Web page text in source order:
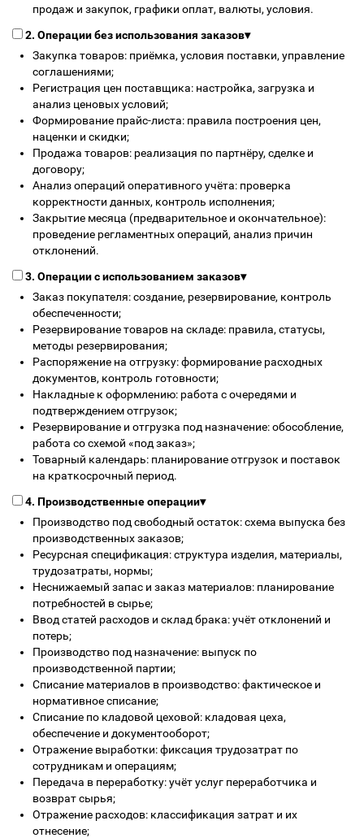
продаж и закупок, графики оплат, валюты, условия.
2. Операции без использования заказов▾
Закупка товаров: приёмка, условия поставки, управление
соглашениями;
Регистрация цен поставщика: настройка, загрузка и
анализ ценовых условий;
Формирование прайс-листа: правила построения цен,
наценки и скидки;
Продажа товаров: реализация по партнёру, сделке и
договору;
Анализ операций оперативного учёта: проверка
корректности данных, контроль исполнения;
Закрытие месяца (предварительное и окончательное):
проведение регламентных операций, анализ причин
отклонений.
3. Операции с использованием заказов▾
Заказ покупателя: создание, резервирование, контроль
обеспеченности;
Резервирование товаров на складе: правила, статусы,
методы резервирования;
Распоряжение на отгрузку: формирование расходных
документов, контроль готовности;
Накладные к оформлению: работа с очередями и
подтверждением отгрузок;
Резервирование и отгрузка под назначение: обособление,
работа со схемой «под заказ»;
Товарный календарь: планирование отгрузок и поставок
на краткосрочный период.
4. Производственные операции▾
Производство под свободный остаток: схема выпуска без
производственных заказов;
Ресурсная спецификация: структура изделия, материалы,
трудозатраты, нормы;
Неснижаемый запас и заказ материалов: планирование
потребностей в сырье;
Ввод статей расходов и склад брака: учёт отклонений и
потерь;
Производство под назначение: выпуск по
производственной партии;
Списание материалов в производство: фактическое и
нормативное списание;
Списание по кладовой цеховой: кладовая цеха,
обеспечение и документооборот;
Отражение выработки: фиксация трудозатрат по
сотрудникам и операциям;
Передача в переработку: учёт услуг переработчика и
возврат сырья;
Отражение расходов: классификация затрат и их
отнесение;